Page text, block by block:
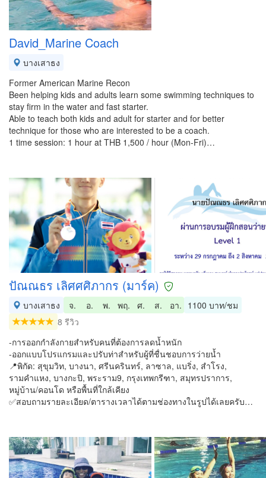
David_Marine Coach
บางเสาธง
Former American Marine Recon
Been helping kids and adults learn some swimming techniques to
stay firm in the water and fast starter.
Able to teach both kids and adult for starter and for better
technique for those who are interested to be a coach.
1 time session: 1 hour at THB 1,500 / hour (Mon-Fri)…
ปัณณธร เลิศศศิภากร (มาร์ค)
บางเสาธง จ. อ. พ. พฤ. ศ. ส. อา. 1100 บาท/ชม
8 รีวิว
-การออกกำลังกายสำหรับคนที่ต้องการลดน้ำหนัก
-ออกแบบโปรแกรมและปรับท่าสำหรับผู้ที่ชื่นชอบการว่ายน้ำ
📍พิกัด: สุขุมวิท, บางนา, ศรีนครินทร์, ลาซาล, แบริ่ง, สำโรง,
รามคำแหง, บางกะปิ, พระราม9, กรุงเทพกรีฑา, สมุทรปราการ,
หมู่บ้าน/คอนโด หรือพื้นที่ใกล้เคียง
✅สอบถามรายละเอียด/ตารางเวลาได้ตามช่องทางในรูปได้เลยครับ…